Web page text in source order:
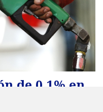
de 0,1% en